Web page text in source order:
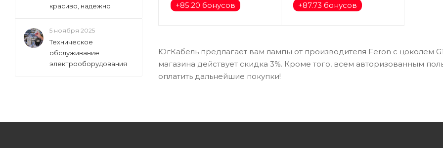
+85.20 бонусов +87.73 бонусов
ЮгКабель предлагает вам лампы от производителя Feron с цоколем
магазина действует скидка 3%. Кроме того, всем авторизованным
оплатить дальнейшие покупки!
красиво, надежно
5 ноября 2025
Техническое
обслуживание
электрооборудования